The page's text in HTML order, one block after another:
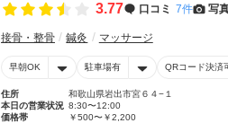
3.77 口コミ 7件 写
接骨・整骨 鍼灸 マッサージ
早朝OK 駐車場有 QRコード決済
住所
和歌山県岩出市宮６４−１
本日の営業状況 8:30〜12:00
価格帯
￥500〜￥2,200